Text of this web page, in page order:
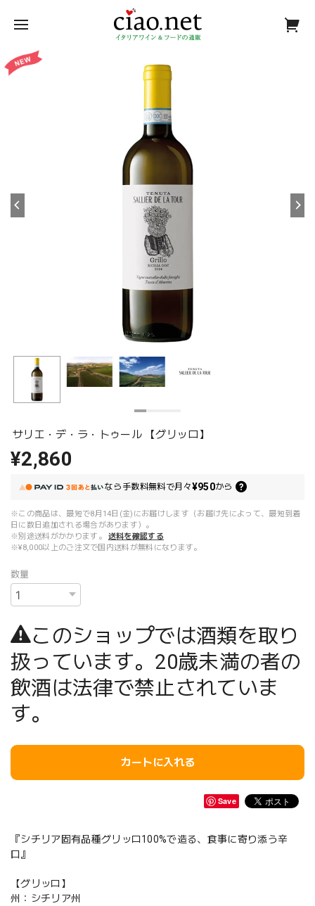
サリエ・デ・ラ・トゥール 【グリッロ】
¥2,860
なら 手数料無料で月々¥950から
※この商品は、最短で8月14日(金)にお届けします（お届け先によって、最短到着
日に数日追加される場合があります）。
※別途送料がかかります。
送料を確認する
※¥8,000以上のご注文で国内送料が無料になります。
数量
このショップでは酒類を取り
扱っています。20歳未満の者の
飲酒は法律で禁止されていま
す。
カートに入れる
Save
『シチリア固有品種グリッロ100%で造る、食事に寄り添う辛
口』
【グリッロ】
州：シチリア州